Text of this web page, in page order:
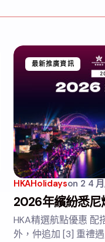
最新推廣資訊
HKAHolidayson 2 4
2026年繽紛悉尼
HKA精選航點優惠 配
外，仲追加 [3] 重禮